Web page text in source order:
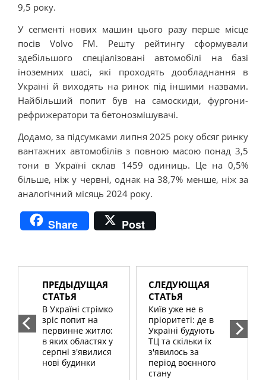
9,5 року.
У сегменті нових машин цього разу перше місце
посів Volvo FM. Решту рейтингу сформували
здебільшого спеціалізовані автомобілі на базі
іноземних шасі, які проходять дообладнання в
Україні й виходять на ринок під іншими назвами.
Найбільший попит був на самоскиди, фургони-
рефрижератори та бетонозмішувачі.
Додамо, за підсумками липня 2025 року обсяг ринку
вантажних автомобілів з повною масою понад 3,5
тони в Україні склав 1459 одиниць. Це на 0,5%
більше, ніж у червні, однак на 38,7% менше, ніж за
аналогічний місяць 2024 року.
Share Post
ПРЕДЫДУЩАЯ
СТАТЬЯ
В Україні стрімко
зріс попит на
первинне житло:
в яких областях у
серпні з'явилися
нові будинки
СЛЕДУЮЩАЯ
СТАТЬЯ
Київ уже не в
пріоритеті: де в
Україні будують
ТЦ та скільки їх
з'явилось за
період воєнного
стану